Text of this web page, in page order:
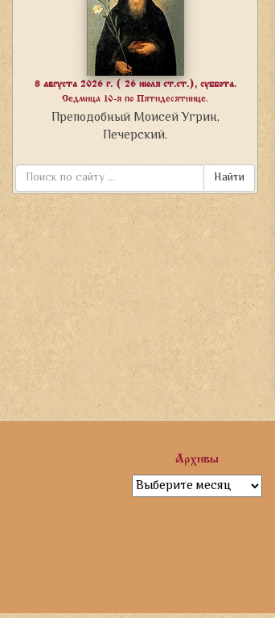
8 августа 2026 г. ( 26 июля ст.ст.), суббота.
Седмица 10-я по Пятидесятнице.
Преподобный Моисей Угрин,
Печерский.
Найти
Архивы
Архивы